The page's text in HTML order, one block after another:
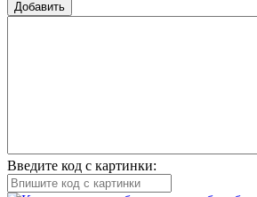
Добавить
Введите код с картинки: